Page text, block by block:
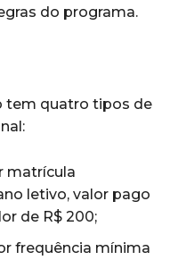
do programa.
tem quatro tipos de
matrícula
letivo, valor pago
de R$ 200;
frequência mínima